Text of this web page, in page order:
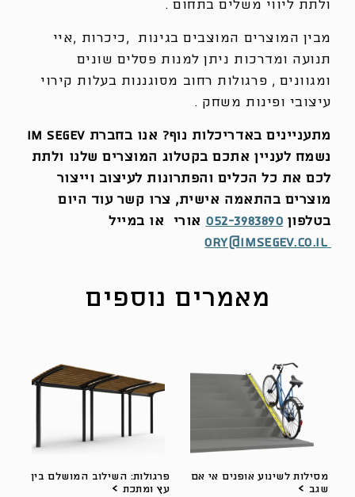
ולתת ליווי משלים בתחום .
מבין המוצרים המוצבים בגינות ,כיכרות ,איי
תנועה ומדרכות ניתן למנות פסלים שונים
ומגוונים , פרגולות רחוב מסוגננות בעלות קירוי
עיצובי ופינות משחק .
מתעניינים באדריכלות נוף? אנו בחברת im segev
נשמח לעניין אתכם בקטלוג המוצרים שלנו ולתת
לכם את כל הכלים והפתרונות לעיצוב וייצור
מוצרים בהתאמה אישית, צרו קשר עוד היום
בטלפון 052-3983890 אורי או במייל
ory@imsegev.co.il
מאמרים נוספים
מסילות לשינוע אופנים אי אם
שגב
פרגולות: השילוב המושלם בין
עץ ומתכת